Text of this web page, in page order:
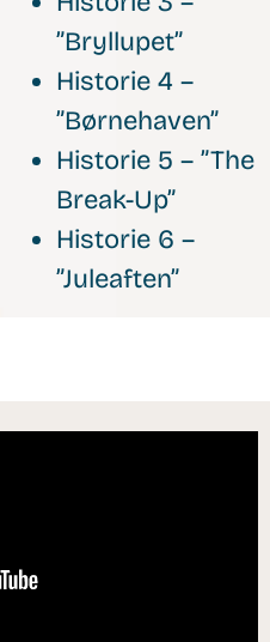
”Bryllupet”
Historie 4 –
”Børnehaven”
Historie 5 – ”The
Break-Up”
Historie 6 –
”Juleaften”